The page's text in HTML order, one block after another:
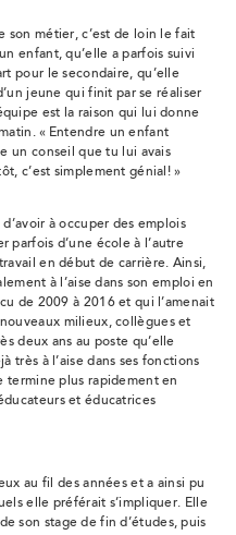
son métier, c’est de loin le fait
enfant, qu’elle a parfois suivi
pour le secondaire, qu’elle
jeune qui finit par se réaliser
est la raison qui lui donne
« Entendre un enfant
un conseil que tu lui avais
c’est simplement génial! »
à occuper des emplois
parfois d’une école à l’autre
en début de carrière. Ainsi,
à l’aise dans son emploi en
de 2009 à 2016 et qui l’amenait
milieux, collègues et
deux ans au poste qu’elle
très à l’aise dans ses fonctions
termine plus rapidement en
et éducatrices
au fil des années et a ainsi pu
elle préférait s’impliquer. Elle
son stage de fin d’études, puis